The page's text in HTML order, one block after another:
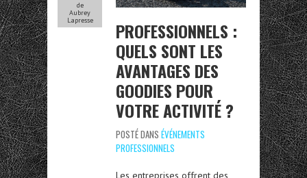
de
Aubrey
Lapresse
PROFESSIONNELS :
QUELS SONT LES
AVANTAGES DES
GOODIES POUR
VOTRE ACTIVITÉ ?
POSTÉ DANS ÉVÉNEMENTS
PROFESSIONNELS